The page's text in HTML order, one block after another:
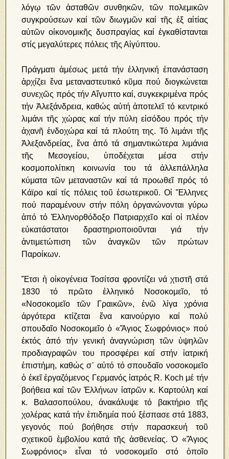
λόγῳ τῶν ἀσταθῶν συνθηκῶν, τῶν πολεμικῶν
συγκρούσεων καί τῶν διωγμῶν καί τῆς ἐξ αἰτίας
αὐτῶν οἰκονομικῆς δυσπραγίας καί ἐγκαθίστανται
στίς μεγαλύτερες πόλεις τῆς Αἰγύπτου.
Πράγματι ἀμέσως μετά τήν ἑλληνική ἐπανάσταση
ἀρχίζει ἕνα μεταναστευτικό κῦμα πού διογκώνεται
συνεχῶς πρός τήν Αἴγυπτο καί, συγκεκριμένα πρός
τήν Ἀλεξάνδρεια, καθώς αὐτή ἀποτελεῖ τό κεντρικό
λιμάνι τῆς χώρας καί τήν πύλη εἰσόδου πρός τήν
ἀχανῆ ἐνδοχώρα καί τά πλούτη της. Τό λιμάνι τῆς
Ἀλεξανδρείας, ἕνα ἀπό τά σημαντικώτερα λιμάνια
τῆς Μεσογείου, ὑποδέχεται μέσα στήν
κοσμοπολίτικη κοινωνία του τά ἀλλεπάλληλα
κύματα τῶν μεταναστῶν καί τά προωθεῖ πρός τό
Κάϊρο καί τίς πόλεις τοῦ ἐσωτερικοῦ. Οἱ Ἕλληνες
πού παραμένουν στήν πόλη ὀργανώνονται γύρω
ἀπό τό Ἑλληνορθόδοξο Πατριαρχεῖο καί οἱ πλέον
εὐκατάστατοι δραστηριοποιοῦνται γιά τήν
ἀντιμετώπιση τῶν ἀναγκῶν τῶν πρώτων
Παροίκων.
Ἔτσι ἡ οἰκογένεια Τοσίτσα φροντίζει νά χτιστῆ στά
1830 τό πρῶτο ἑλληνικό Νοσοκομεῖο, τό
«Νοσοκομεῖο τῶν Γραικῶν», ἐνῶ λίγα χρόνια
ἀργότερα κτίζεται ἕνα καινούργιο καί πολύ
σπουδαῖο Νοσοκομεῖο ὁ «Ἅγιος Σωφρόνιος» πού
ἐκτός ἀπό τήν γενική ἀναγνώριση τῶν ὑψηλῶν
προδιαγραφῶν του προσφέρει καί στήν ἰατρική
ἐπιστήμη, καθώς σ᾿ αὐτό τό σπουδαῖο νοσοκομεῖο
ὁ ἐκεῖ ἐργαζόμενος Γερμανός ἰατρός R. Koch μέ τήν
βοήθεια καί τῶν Ἑλλήνων ἰατρῶν κ. Καρτούλη καί
κ. Βαλασοπούλου, ἀνακάλυψε τό βακτήριο τῆς
χολέρας κατά τήν ἐπιδημία πού ξέσπασε στά 1883,
γεγονός πού βοήθησε στήν παρασκευή τοῦ
σχετικοῦ ἐμβολίου κατά τῆς ἀσθενείας. Ὁ «Ἅγιος
Σωφρόνιος» εἶναι τό νοσοκομεῖο στό ὁποῖο